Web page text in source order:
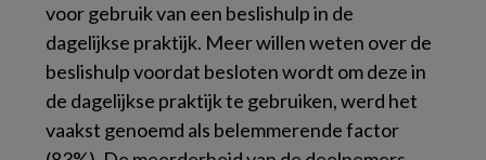
voor gebruik van een beslishulp in de
dagelijkse praktijk. Meer willen weten over de
beslishulp voordat besloten wordt om deze in
de dagelijkse praktijk te gebruiken, werd het
vaakst genoemd als belemmerende factor